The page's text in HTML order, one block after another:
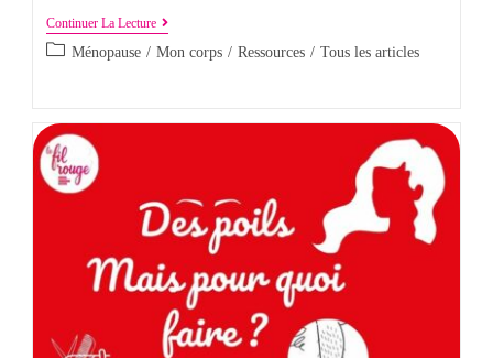
Continuer La Lecture
Ménopause / Mon corps / Ressources / Tous les articles